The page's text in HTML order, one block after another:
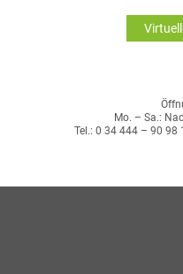
Mo. – Sa.:
Tel.: 0 34 444 – 90 98